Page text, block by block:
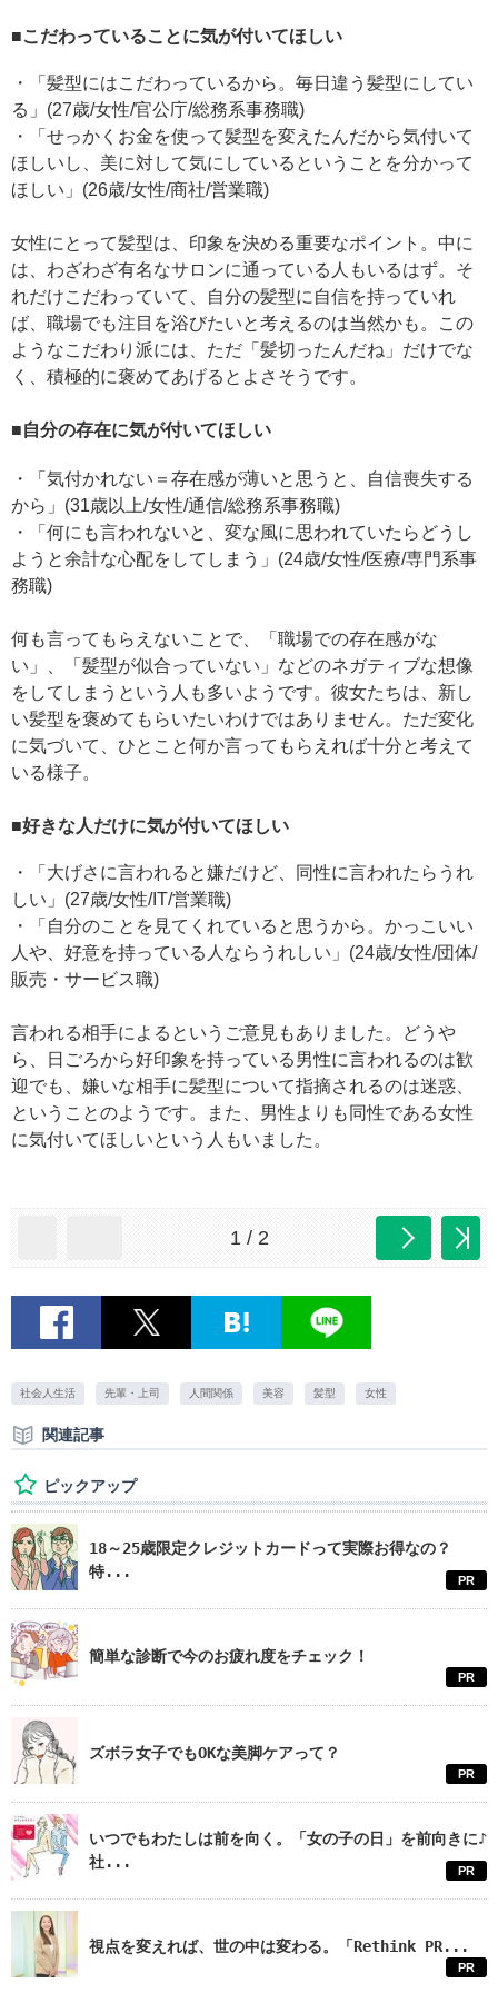
■こだわっていることに気が付いてほしい
・「髪型にはこだわっているから。毎日違う髪型にしてい
る」(27歳/女性/官公庁/総務系事務職)
・「せっかくお金を使って髪型を変えたんだから気付いて
ほしいし、美に対して気にしているということを分かって
ほしい」(26歳/女性/商社/営業職)
女性にとって髪型は、印象を決める重要なポイント。中に
は、わざわざ有名なサロンに通っている人もいるはず。そ
れだけこだわっていて、自分の髪型に自信を持っていれ
ば、職場でも注目を浴びたいと考えるのは当然かも。この
ようなこだわり派には、ただ「髪切ったんだね」だけでな
く、積極的に褒めてあげるとよさそうです。
■自分の存在に気が付いてほしい
・「気付かれない＝存在感が薄いと思うと、自信喪失する
から」(31歳以上/女性/通信/総務系事務職)
・「何にも言われないと、変な風に思われていたらどうし
ようと余計な心配をしてしまう」(24歳/女性/医療/専門系事
務職)
何も言ってもらえないことで、「職場での存在感がな
い」、「髪型が似合っていない」などのネガティブな想像
をしてしまうという人も多いようです。彼女たちは、新し
い髪型を褒めてもらいたいわけではありません。ただ変化
に気づいて、ひとこと何か言ってもらえれば十分と考えて
いる様子。
■好きな人だけに気が付いてほしい
・「大げさに言われると嫌だけど、同性に言われたらうれ
しい」(27歳/女性/IT/営業職)
・「自分のことを見てくれていると思うから。かっこいい
人や、好意を持っている人ならうれしい」(24歳/女性/団体/
販売・サービス職)
言われる相手によるというご意見もありました。どうや
ら、日ごろから好印象を持っている男性に言われるのは歓
迎でも、嫌いな相手に髪型について指摘されるのは迷惑、
ということのようです。また、男性よりも同性である女性
に気付いてほしいという人もいました。
1 / 2
社会人生活 先輩・上司 人間関係 美容 髪型 女性
関連記事
ピックアップ
18～25歳限定クレジットカードって実際お得なの？
特...
PR
簡単な診断で今のお疲れ度をチェック！
PR
ズボラ女子でもOKな美脚ケアって？
PR
いつでもわたしは前を向く。「女の子の日」を前向きに♪
社...
PR
視点を変えれば、世の中は変わる。「Rethink PR...
PR